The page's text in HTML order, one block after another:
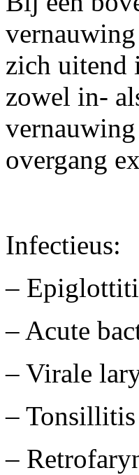
zich uitend
zowel in-
overgang
Infectieus:
–
– Acute
– Virale
–
–